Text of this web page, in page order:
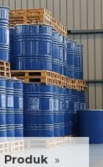
Produk »